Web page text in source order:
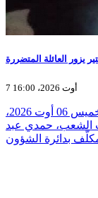
يزور العائلة المتضررة
7 أوت 2026، 16:00
أدى والي المنستير، عيسى موسى ، امس الخميس 06 أوت 2026،
الشعب، حمدي عبد